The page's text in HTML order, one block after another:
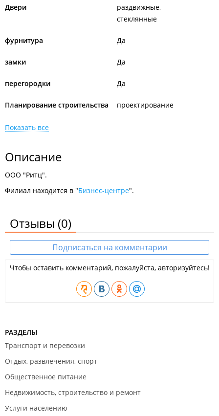
Двери
раздвижные
стеклянные
фурнитура Да
замки Да
перегородки Да
Планирование строительства проектирование
Показать все
Описание
ООО "Ритц".
Филиал находится в "Бизнес-центре".
Отзывы (0)
Подписаться на комментарии
Чтобы оставить комментарий, пожалуйста, авторизуйтесь!
РАЗДЕЛЫ
Транспорт и перевозки
Отдых, развлечения, спорт
Общественное питание
Недвижимость, строительство и ремонт
Услуги населению